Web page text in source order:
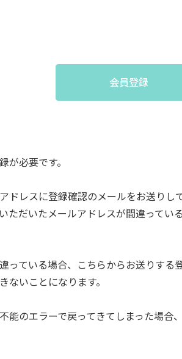
会員登録
が必要です。
ドレスに登録確認のメールをお送り
ただいたメールアドレスが間違って
っている場合、こちらからお送りす
いことになります。
能のエラーで戻ってきてしまった場